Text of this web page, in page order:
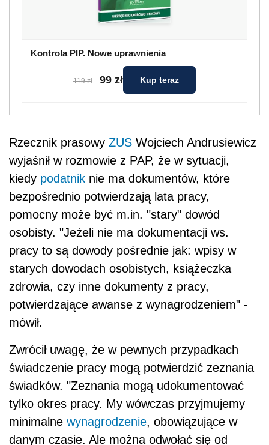
Kontrola PIP. Nowe uprawnienia
119 zł 99 zł Kup teraz
Rzecznik prasowy ZUS Wojciech Andrusiewicz
wyjaśnił w rozmowie z PAP, że w sytuacji,
kiedy podatnik nie ma dokumentów, które
bezpośrednio potwierdzają lata pracy,
pomocny może być m.in. "stary" dowód
osobisty. "Jeżeli nie ma dokumentacji ws.
pracy to są dowody pośrednie jak: wpisy w
starych dowodach osobistych, książeczka
zdrowia, czy inne dokumenty z pracy,
potwierdzające awanse z wynagrodzeniem" -
mówił.
Zwrócił uwagę, że w pewnych przypadkach
świadczenie pracy mogą potwierdzić zeznania
świadków. "Zeznania mogą udokumentować
tylko okres pracy. My wówczas przyjmujemy
minimalne wynagrodzenie, obowiązujące w
danym czasie. Ale można odwołać się od